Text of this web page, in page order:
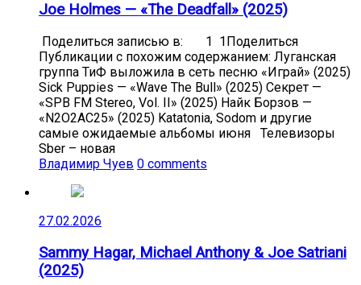
Joe Holmes — «The Deadfall» (2025)
Поделиться записью в: 1 1Поделиться
Публикации с похожим содержанием: Луганская
группа ТиФ выложила в сеть песню «Играй» (2025)
Sick Puppies — «Wave The Bull» (2025) Секрет —
«SPB FM Stereo, Vol. II» (2025) Найк Борзов —
«N2O2AC25» (2025) Katatonia, Sodom и другие
самые ожидаемые альбомы июня Телевизоры
Sber – новая
Владимир Чуев 0 comments
27.02.2026
Sammy Hagar, Michael Anthony & Joe Satriani
(2025)